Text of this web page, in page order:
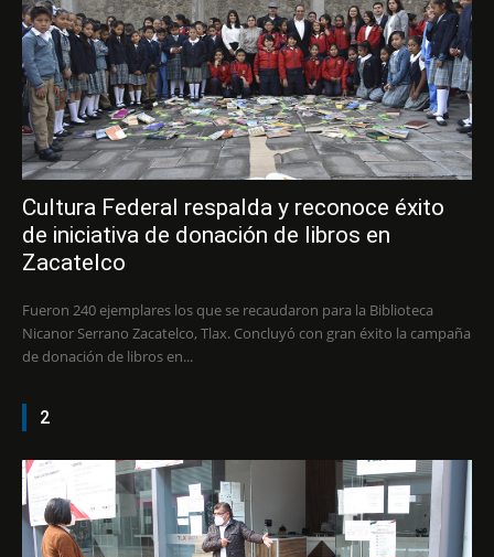
Cultura Federal respalda y reconoce éxito
de iniciativa de donación de libros en
Zacatelco
Fueron 240 ejemplares los que se recaudaron para la Biblioteca
Nicanor Serrano Zacatelco, Tlax. Concluyó con gran éxito la campaña
de donación de libros en...
2